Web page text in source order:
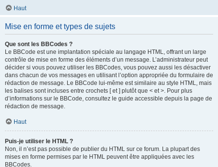
Haut
Mise en forme et types de sujets
Que sont les BBCodes ?
Le BBCode est une implantation spéciale au langage HTML, offrant un large
contrôle de mise en forme des éléments d’un message. L’administrateur peut
décider si vous pouvez utiliser les BBCodes, vous pouvez aussi les désactiver
dans chacun de vos messages en utilisant l’option appropriée du formulaire de
rédaction de message. Le BBCode lui-même est similaire au style HTML, mais
les balises sont incluses entre crochets [ et ] plutôt que < et >. Pour plus
d’informations sur le BBCode, consultez le guide accessible depuis la page de
rédaction de message.
Haut
Puis-je utiliser le HTML ?
Non, il n’est pas possible de publier du HTML sur ce forum. La plupart des
mises en forme permises par le HTML peuvent être appliquées avec les
BBCodes.